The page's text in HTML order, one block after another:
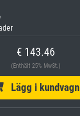
€ 143.46
(Enthält 25% MwSt.)
Lägg i kundvagn